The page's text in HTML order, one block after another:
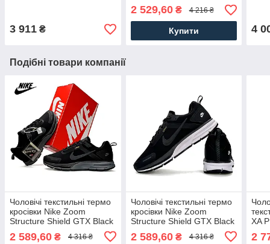
3 911 ₴
коричневі, Чоловіче взуття
2 529,60₴ 4 216 ₴
Купити 4
Подібні товари компанії
Чоловічі текстильні термо
кросівки Nike Zoom
Structure Shield GTX Black
Grey, кеди Найк текстиль
термо чорні. Чоловіче
2 589,60 ₴ 4 316 ₴
Чоловічі текстильні термо
кросівки Nike Zoom
Structure Shield GTX Black
White, кеди Найк текстиль
термо чорні. Чоловіче
2 589,60₴ 4 316 ₴
XA
2